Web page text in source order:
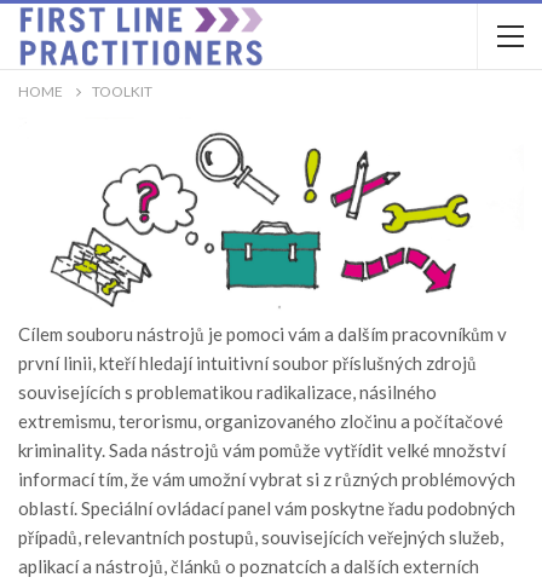
HOME TOOLKIT
Cílem souboru nástrojů je pomoci vám a dalším pracovníkům v
první linii, kteří hledají intuitivní soubor příslušných zdrojů
souvisejících s problematikou radikalizace, násilného
extremismu, terorismu, organizovaného zločinu a počítačové
kriminality. Sada nástrojů vám pomůže vytřídit velké množství
informací tím, že vám umožní vybrat si z různých problémových
oblastí. Speciální ovládací panel vám poskytne řadu podobných
případů, relevantních postupů, souvisejících veřejných služeb,
aplikací a nástrojů, článků o poznatcích a dalších externích